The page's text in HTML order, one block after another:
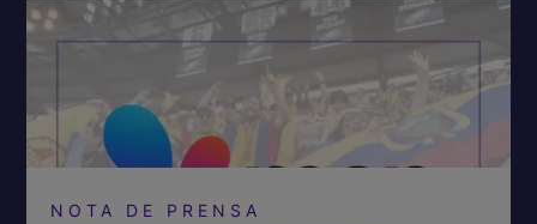
NOTA DE PRENSA